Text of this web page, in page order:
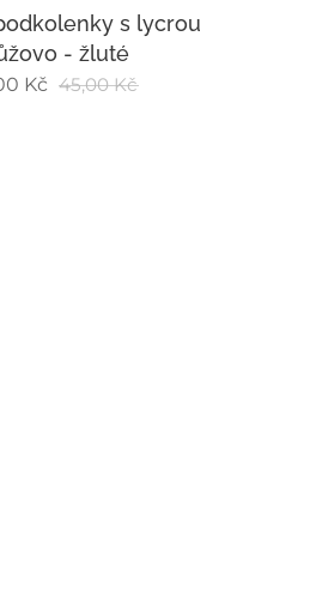
s lycrou
- žluté
Kč 45,00Kč